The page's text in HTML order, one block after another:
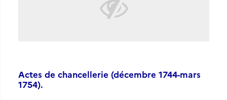
Actes de chancellerie (décembre 1744-mars
1754).